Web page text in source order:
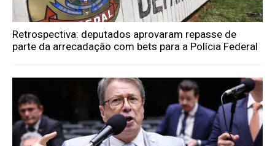
Retrospectiva: deputados aprovaram repasse de
parte da arrecadação com bets para a Polícia Federal